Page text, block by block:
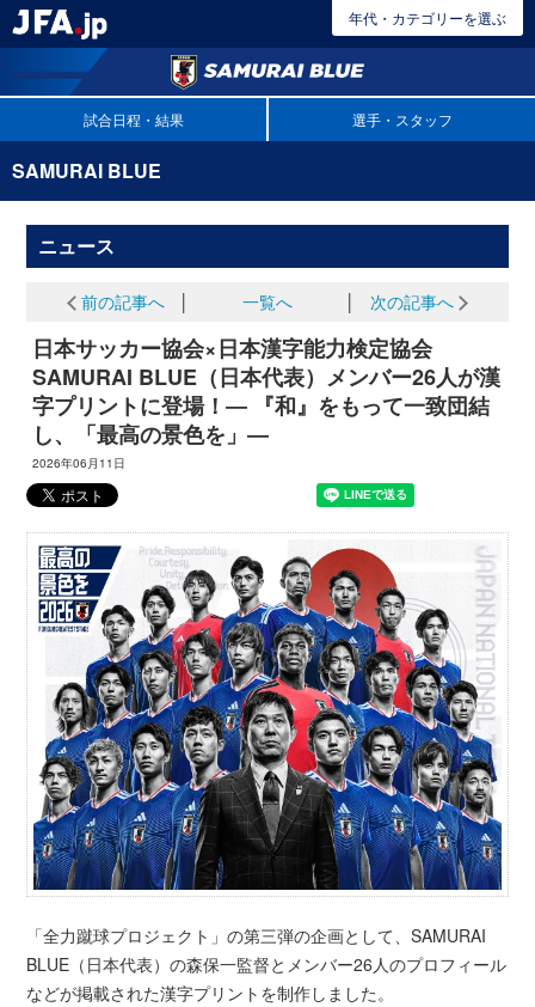
年代・カテゴリーを選ぶ
試合日程・結果 選手・スタッフ
SAMURAI BLUE
ニュース
前の記事へ 一覧へ 次の記事へ
日本サッカー協会×日本漢字能力検定協会
SAMURAI BLUE（日本代表）メンバー26人が漢
字プリントに登場！― 『和』をもって一致団結
し、「最高の景色を」―
2026年06月11日
「全力蹴球プロジェクト」の第三弾の企画として、SAMURAI
BLUE（日本代表）の森保一監督とメンバー26人のプロフィール
などが掲載された漢字プリントを制作しました。